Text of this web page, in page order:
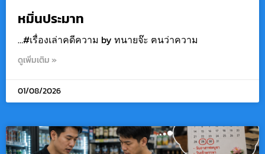
หมิ่นประมาท
…#เรื่องเล่าคดีความ by ทนายจ๊ะ ฅนว่าความ
ดูเพิ่มเติม »
01/08/2026